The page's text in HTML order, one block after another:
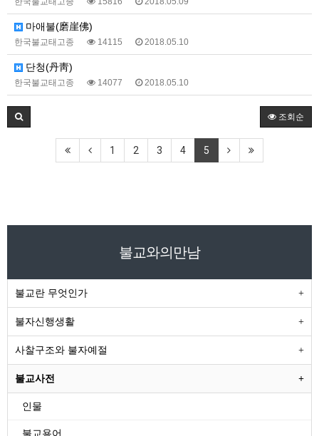
마애불(磨崖佛)
한국불교태고종 14115 2018.05.10
단청(丹靑)
한국불교태고종 14077 2018.05.10
조회순
1 2 3 4 5
불교와의만남
불교란 무엇인가
불자신행생활
사찰구조와 불자예절
불교사전
인물
불교용어